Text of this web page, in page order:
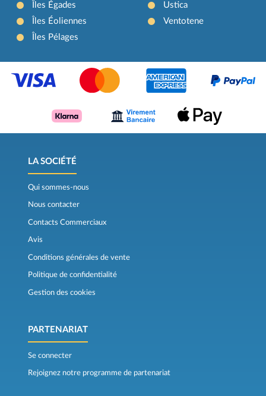
Îles Égades
Îles Éoliennes
Îles Pélages
Ustica
Ventotene
LA SOCIÉTÉ
Qui sommes-nous
Nous contacter
Contacts Commerciaux
Avis
Conditions générales de vente
Politique de confidentialité
Gestion des cookies
PARTENARIAT
Se connecter
Rejoignez notre programme de partenariat